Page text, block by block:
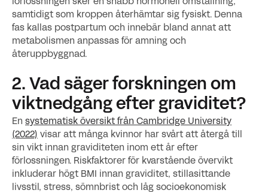
förlossningen sker en snabb hormonell omställning,
samtidigt som kroppen återhämtar sig fysiskt. Denna
fas kallas postpartum och innebär bland annat att
metabolismen anpassas för amning och
återuppbyggnad.
2. Vad säger forskningen om
viktnedgång efter graviditet?
En systematisk översikt från Cambridge University
(2022) visar att många kvinnor har svårt att återgå till
sin vikt innan graviditeten inom ett år efter
förlossningen. Riskfaktorer för kvarstående övervikt
inkluderar högt BMI innan graviditet, stillasittande
livsstil, stress, sömnbrist och låg socioekonomisk